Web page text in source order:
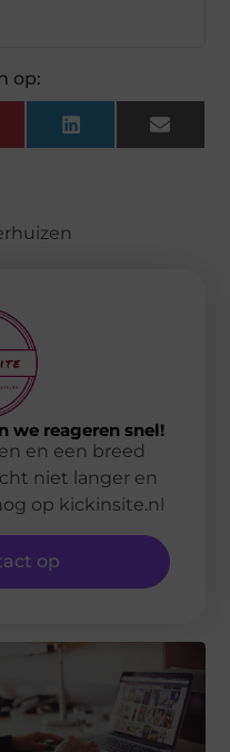
op:
LinkedIn Email
we reageren snel!
en een breed
niet langer en
op kickinsite.nl
op